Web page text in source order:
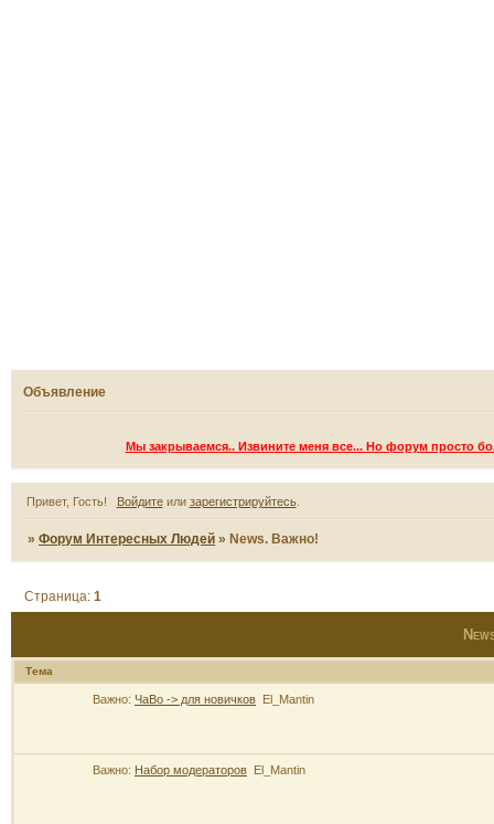
Объявление
Мы закрываемся.. Извините меня все... Но форум просто
Привет, Гость! Войдитеили зарегистрируйтесь.
»Форум Интересных Людей » News. Важно!
Страница:1
Тема
Важно: ЧаВо -> для новичков El_Mantin
Важно: Набор модераторов El_Mantin